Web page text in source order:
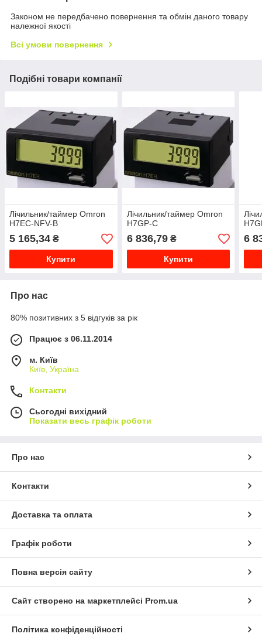
Законом не передбачено повернення та обмін даного товару
належної якості
Всі умови повернення
Подібні товари компанії
Лічильник/таймер Omron
H7EC-NFV-B
5 165,34 ₴
Купити
Лічильник/таймер Omron
H7GP-C
6 836,79₴
Купити
6
Про нас
80% позитивних з 5 відгуків за рік
Працює з 06.11.2014
м. Київ
Київ, Україна
Контакти
Сьогодні вихідний
Показати весь графік роботи
Про нас
Контакти
Доставка та оплата
Графік роботи
Повна версія сайту
Сайт створено на маркетплейсі Prom.ua
Політика конфіденційності